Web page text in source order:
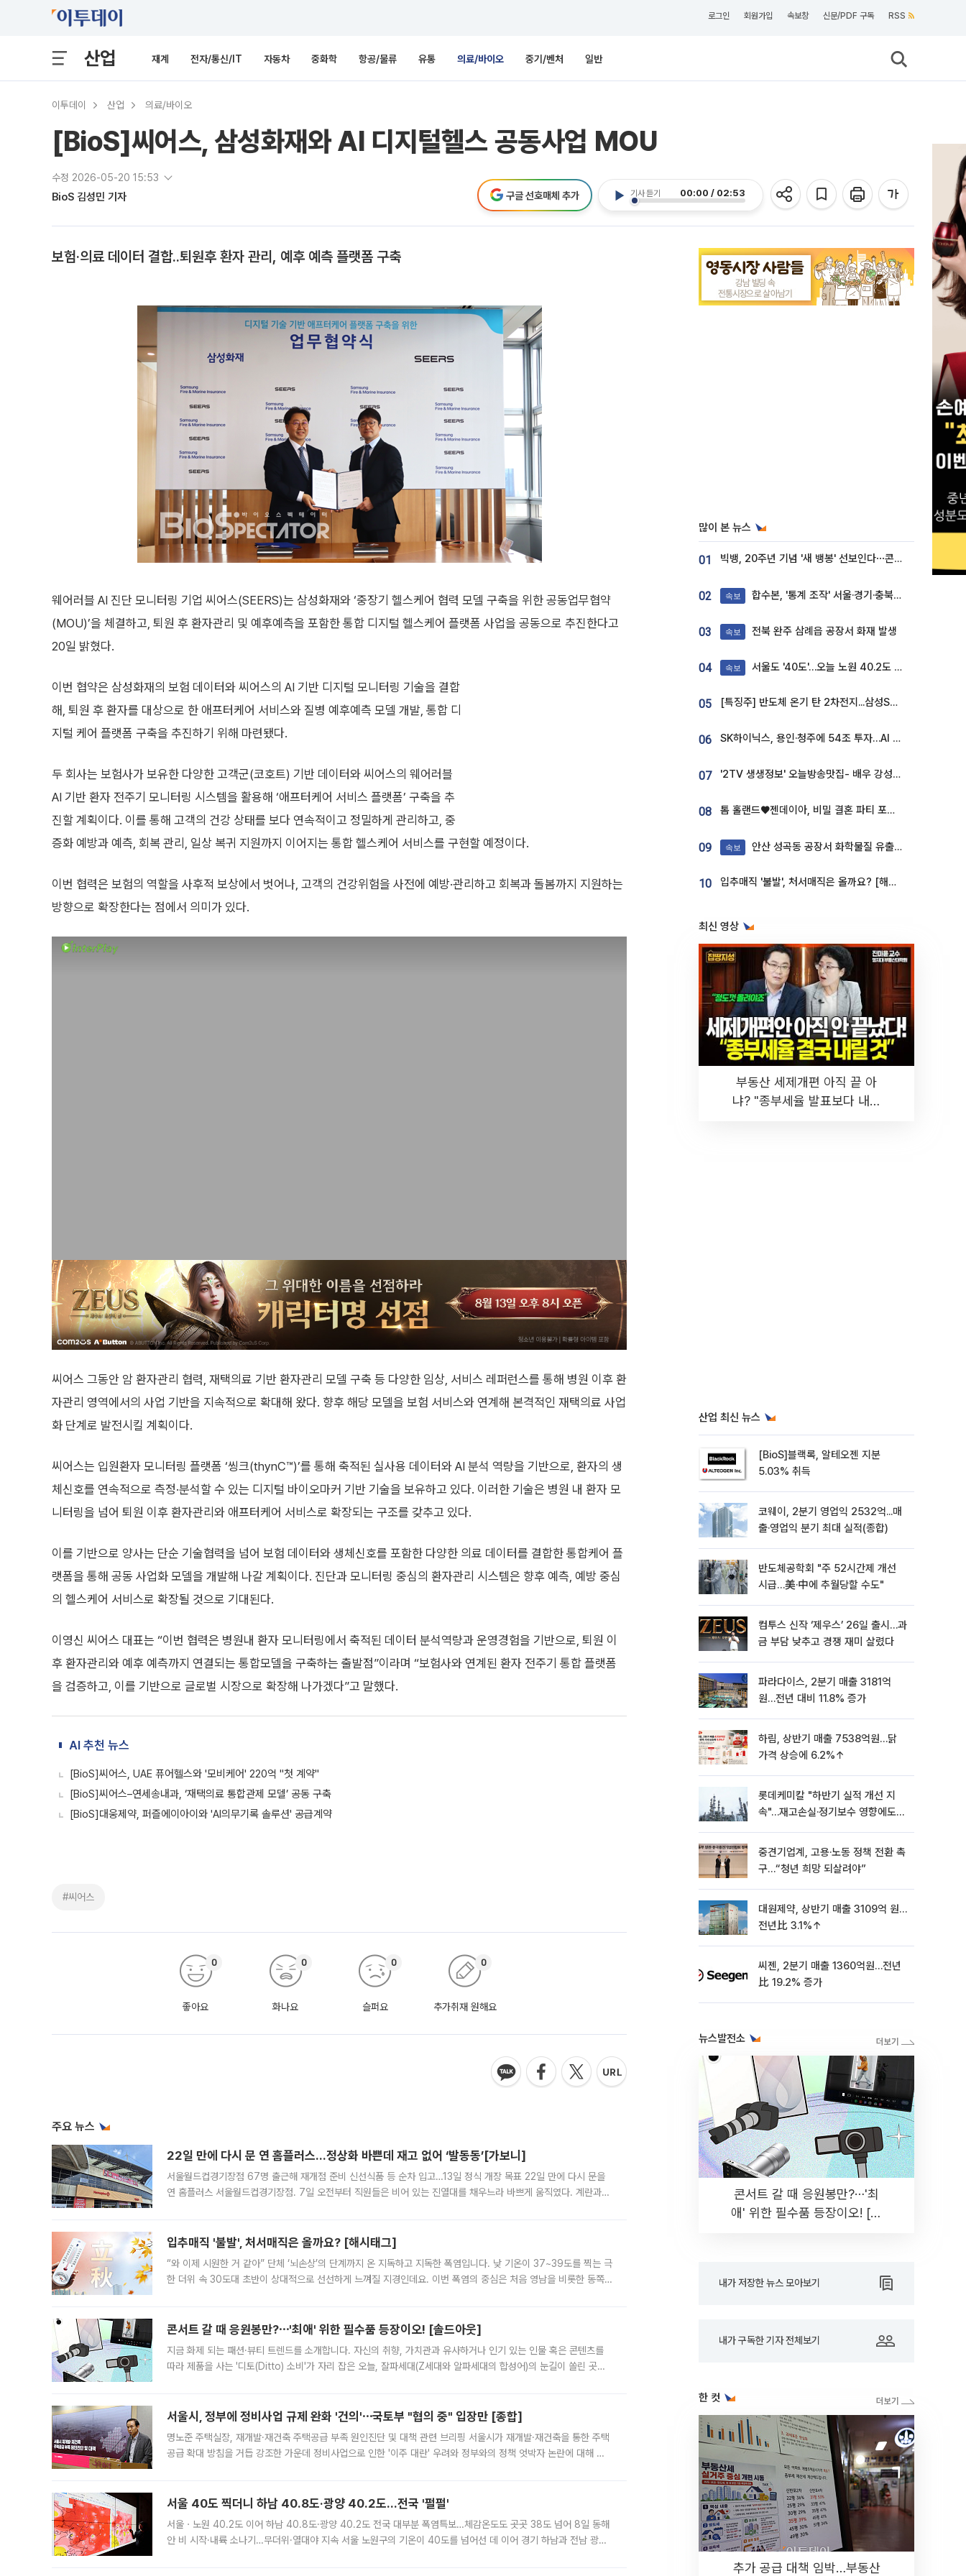
로그인 회원가입 속보창 신문/PDF 구독 RSS
산업 재계 전자/통신/IT 자동차 중화학 항공/물류 유통 의료/바이오 중기/벤처 일반
이투데이 산업 의료/바이오
[BioS]씨어스, 삼성화재와 AI 디지털헬스 공동사업 MOU
수정 2026-05-20 15:53
BioS 김성민 기자 기사 듣기 00:00 / 02:53
구글 선호매체 추가
보험·의료 데이터 결합..퇴원후 환자 관리, 예후 예측 플랫폼 구축
웨어러블 AI 진단 모니터링 기업 씨어스(SEERS)는 삼성화재와 ‘중장기 헬스케어 협력 모델 구축을 위한 공동업무협약
(MOU)’을 체결하고, 퇴원 후 환자관리 및 예후예측을 포함한 통합 디지털 헬스케어 플랫폼 사업을 공동으로 추진한다고
20일 밝혔다.
이번 협약은 삼성화재의 보험 데이터와 씨어스의 AI 기반 디지털 모니터링 기술을 결합
해, 퇴원 후 환자를 대상으로 한 애프터케어 서비스와 질병 예후예측 모델 개발, 통합 디
지털 케어 플랫폼 구축을 추진하기 위해 마련됐다.
두 회사는 보험사가 보유한 다양한 고객군(코호트) 기반 데이터와 씨어스의 웨어러블
AI 기반 환자 전주기 모니터링 시스템을 활용해 ‘애프터케어 서비스 플랫폼’ 구축을 추
진할 계획이다. 이를 통해 고객의 건강 상태를 보다 연속적이고 정밀하게 관리하고, 중
증화 예방과 예측, 회복 관리, 일상 복귀 지원까지 이어지는 통합 헬스케어 서비스를 구현할 예정이다.
이번 협력은 보험의 역할을 사후적 보상에서 벗어나, 고객의 건강위험을 사전에 예방·관리하고 회복과 돌봄까지 지원하는
방향으로 확장한다는 점에서 의미가 있다.
씨어스 그동안 암 환자관리 협력, 재택의료 기반 환자관리 모델 구축 등 다양한 임상, 서비스 레퍼런스를 통해 병원 이후 환
자관리 영역에서의 사업 기반을 지속적으로 확대해 왔다. 향후 해당 모델을 보험 서비스와 연계해 본격적인 재택의료 사업
화 단계로 발전시킬 계획이다.
씨어스는 입원환자 모니터링 플랫폼 ‘씽크(thynC™)’를 통해 축적된 실사용 데이터와 AI 분석 역량을 기반으로, 환자의 생
체신호를 연속적으로 측정·분석할 수 있는 디지털 바이오마커 기반 기술을 보유하고 있다. 이러한 기술은 병원 내 환자 모
니터링을 넘어 퇴원 이후 환자관리와 애프터케어 서비스로 확장되는 구조를 갖추고 있다.
이를 기반으로 양사는 단순 기술협력을 넘어 보험 데이터와 생체신호를 포함한 다양한 의료 데이터를 결합한 통합케어 플
랫폼을 통해 공동 사업화 모델을 개발해 나갈 계획이다. 진단과 모니터링 중심의 환자관리 시스템은 향후 예측, 예방 중심
의 헬스케어 서비스로 확장될 것으로 기대된다.
이영신 씨어스 대표는 “이번 협력은 병원내 환자 모니터링에서 축적된 데이터 분석역량과 운영경험을 기반으로, 퇴원 이
후 환자관리와 예후 예측까지 연결되는 통합모델을 구축하는 출발점”이라며 “보험사와 연계된 환자 전주기 통합 플랫폼
을 검증하고, 이를 기반으로 글로벌 시장으로 확장해 나가겠다”고 말했다.
AI 추천 뉴스
[BioS]씨어스, UAE 퓨어헬스와 '모비케어' 220억 "첫 계약"
[BioS]씨어스–연세송내과, ‘재택의료 통합관제 모델’ 공동 구축
[BioS]대웅제약, 퍼즐에이아이와 'AI의무기록 솔루션' 공급계약
#씨어스
좋아요
0
화나요
0
슬퍼요
0
추가취재 원해요
0
주요 뉴스
22일 만에 다시 문 연 홈플러스…정상화 바쁜데 재고 없어 ‘발동동’[가보니]
서울월드컵경기장점 67명 출근해 재개점 준비 신선식품 등 순차 입고…13일 정식 개장 목표 22일 만에 다시 문을
연 홈플러스 서울월드컵경기장점. 7일 오전부터 직원들은 비어 있는 진열대를 채우느라 바쁘게 움직였다. 계란과
입추매직 '불발', 처서매직은 올까요? [해시태그]
“와 이제 시원한 거 같아” 단체 ‘뇌손상’의 단계까지 온 지독하고 지독한 폭염입니다. 낮 기온이 37~39도를 찍는 극
한 더위 속 30도대 초반이 상대적으로 선선하게 느껴질 지경인데요. 이번 폭염의 중심은 처음 영남을 비롯한 동쪽
콘서트 갈 때 응원봉만?⋯'최애' 위한 필수품 등장이오! [솔드아웃]
지금 화제 되는 패션·뷰티 트렌드를 소개합니다. 자신의 취향, 가치관과 유사하거나 인기 있는 인물 혹은 콘텐츠를
따라 제품을 사는 '디토(Ditto) 소비'가 자리 잡은 오늘, 잘파세대(Z세대와 알파세대의 합성어)의 눈길이 쏠린 곳은
서울시, 정부에 정비사업 규제 완화 '건의'⋯국토부 "협의 중" 입장만 [종합]
명노준 주택실장, 재개발·재건축 주택공급 부족 원인진단 및 대책 관련 브리핑 서울시가 재개발·재건축을 통한 주택
공급 확대 방침을 거듭 강조한 가운데 정비사업으로 인한 '이주 대란' 우려와 정부와의 정책 엇박자 논란에 대해 정
서울 40도 찍더니 하남 40.8도·광양 40.2도…전국 '펄펄'
서울ㆍ노원 40.2도 이어 하남 40.8도·광양 40.2도 전국 대부분 폭염특보…체감온도도 곳곳 38도 넘어 8일 동해
안 비 시작·내륙 소나기…무더위·열대야 지속 서울 노원구의 기온이 40도를 넘어선 데 이어 경기 하남과 전남 광양
많이 본 뉴스
01 빅뱅, 20주년 기념 '새 뱅봉' 선보인다⋯콘서트 앞두고 팝업 개최
02 속보 합수본, '통계 조작' 서울·경기·충북 선관위 등 추가 압수수색
03 속보 전북 완주 삼례읍 공장서 화재 발생
04 속보 서울도 '40도'…오늘 노원 40.2도 기록
05 [특징주] 반도체 온기 탄 2차전지...삼성SDI, 장 초반 7% 넘게 껑충
06 SK하이닉스, 용인·청주에 54조 투자…AI 메모리 생산기지 키운다
07 '2TV 생생정보' 오늘방송맛집- 배우 강성진 단골! 쌀국수ㆍ푸팟퐁 커리 맛집 '블○○○'
08 톰 홀랜드♥젠데이아, 비밀 결혼 파티 포착⋯호텔 대관비만 9억
09 속보 안산 성곡동 공장서 화학물질 유출 사고 발생
10 입추매직 '불발', 처서매직은 올까요? [해시태그]
최신 영상
부동산 세제개편 아직 끝 아
냐? "종부세율 발표보다 내릴
산업 최신 뉴스
[BioS]블랙록, 알테오젠 지분
5.03% 취득
코웨이, 2분기 영업익 2532억...매
출·영업익 분기 최대 실적(종합)
반도체공학회 "주 52시간제 개선
시급…美·中에 추월당할 수도"
컴투스 신작 ‘제우스’ 26일 출시…과
금 부담 낮추고 경쟁 재미 살렸다
파라다이스, 2분기 매출 3181억
원…전년 대비 11.8% 증가
하림, 상반기 매출 7538억원…닭
가격 상승에 6.2%↑
롯데케미칼 "하반기 실적 개선 지
속"…재고손실·정기보수 영향에도
중견기업계, 고용·노동 정책 전환 촉
구…“청년 희망 되살려야”
대원제약, 상반기 매출 3109억 원…
전년比 3.1%↑
씨젠, 2분기 매출 1360억원…전년
比 19.2% 증가
뉴스발전소
콘서트 갈 때 응원봉만?⋯'최
애' 위한 필수품 등장이오! [솔
내가 저장한 뉴스 모아보기
내가 구독한 기자 전체보기
한 컷
추가 공급 대책 임박…부동산